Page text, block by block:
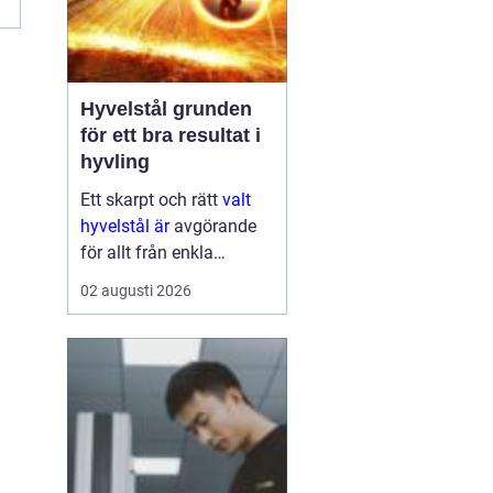
Hyvelstål grunden
för ett bra resultat i
hyvling
Ett skarpt och rätt valt
hyvelstål äravgörande
för allt från enkla
hobbyprojekt i
verkstaden till
sågverk och hyvlerier.
Ytan på virket,
maskinens effektivitet
02 augusti 2026